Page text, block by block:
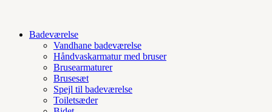
Badeværelse
Vandhane badeværelse
Håndvaskarmatur med bruser
Brusearmaturer
Brusesæt
Spejl til badeværelse
Toiletsæder